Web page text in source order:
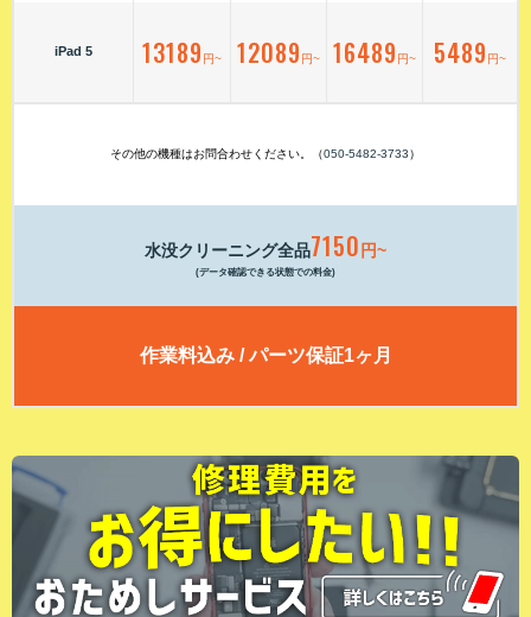
iPad 5 13189 円~ 12089 円~ 16489 円~ 5489 円~
その他の機種はお問合わせください。（050-5482-3733）
水没クリーニング全品7150 円~
(データ確認できる状態での料金)
作業料込み / パーツ保証1ヶ月